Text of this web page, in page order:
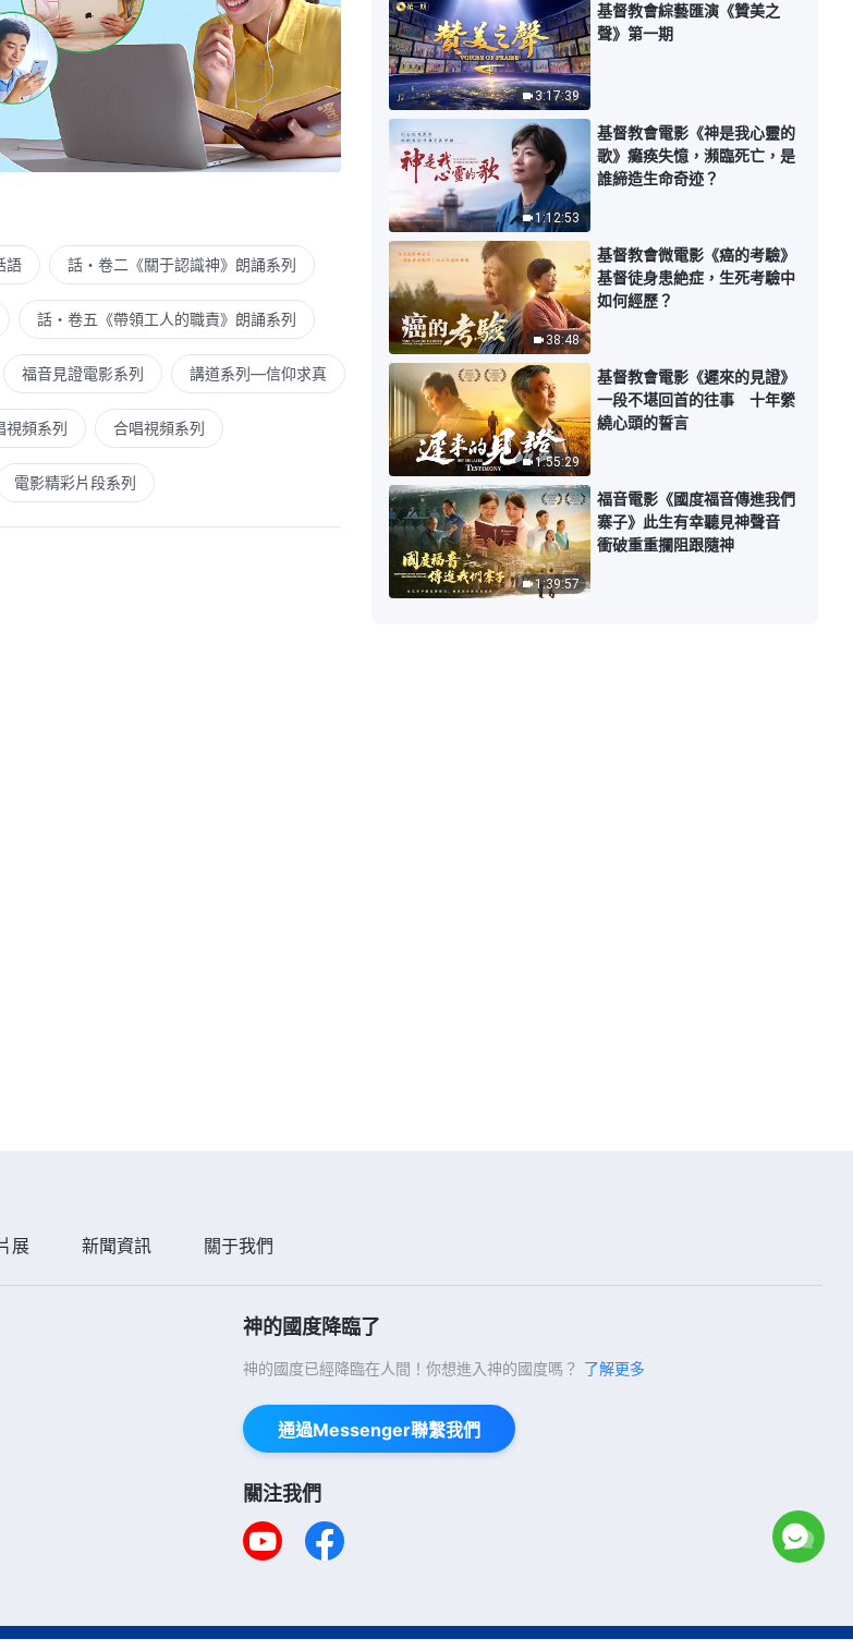
5:44
4:15
基督教會歌曲《對性情變化要有信
心》【詩歌MV】
3:33
基督教會歌曲《狂妄是敗壞性情最
突出的表現》【詩歌MV】
5:14
基督教會歌曲《人都不明白神心
意》【詩歌MV】
5:10
基督教會歌曲《接受神的托付才有
機會蒙拯救》【詩歌MV】
4:55
基督教會歌曲《以神的話為生命就
得着了永生》【詩歌MV】
4:04
就是得勝者》【詩歌MV】
3:53
語 話・卷二《關于認識神》朗誦系列
話・卷五《帶領工人的職責》朗誦系列
福音見證電影系列 講道系列—信仰求真
視頻系列 合唱視頻系列
電影精彩片段系列
3:17:39
基督教會綜藝匯演《贊美之
聲》第一期
1:12:53
基督教會電影《神是我心靈的
歌》癱痪失憶，瀕臨死亡，是
誰締造生命奇迹？
38:48
基督教會微電影《癌的考驗》
基督徒身患絶症，生死考驗中
如何經歷？
1:55:29
基督教會電影《遲來的見證》
一段不堪回首的往事 十年縈
繞心頭的誓言
1:39:57
福音電影《國度福音傳進我們
寨子》此生有幸聽見神聲音
衝破重重攔阻跟隨神
展 新聞資訊 關于我們
神的國度降臨了
神的國度已經降臨在人間！你想進入神的國度嗎？ 了解更多
通過Messenger聯繫我們
關注我們